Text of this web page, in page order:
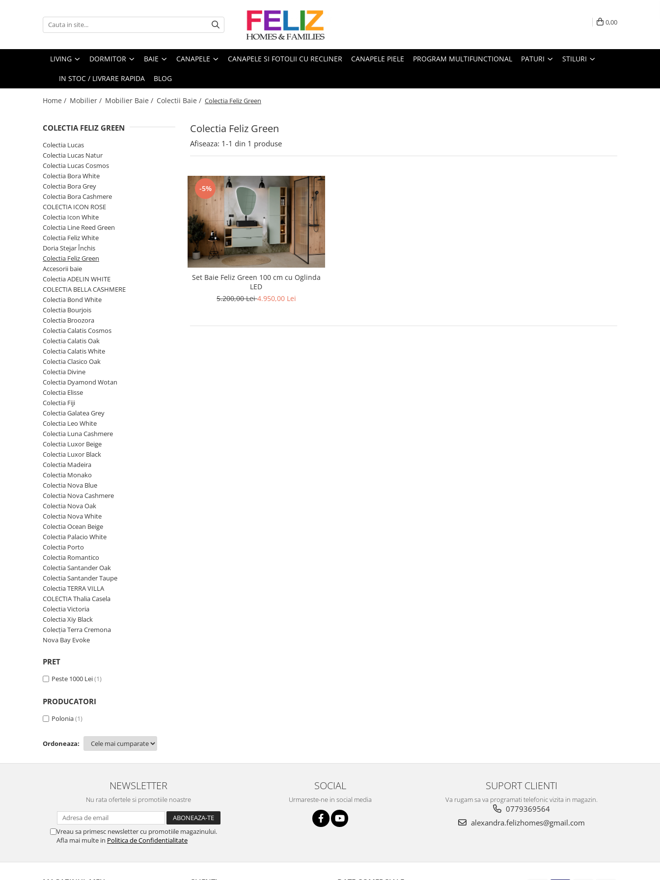
Masute Mobile
Masute living
Corpuri suspendate
Oferte speciale
Dormitor
Dulapuri Serie
Fotolii dormitor
Tabureti/Banchete
Lavoare cu Masca
Canapele
Perne Decorative
Canapele si Coltare Personalizate
Canapele Stofa
Program Multifunctional
Canapele si coltare extensibile cu
Canapele si Coltare Extensibile
Canapele si fotolii cu recliner
Sezlong living
Ergonomie&Confort
0,00
LIVING DORMITOR BAIE CANAPELE CANAPELE SI FOTOLII CU RECLINER CANAPELE PIELE PROGRAM MULTIFUNCTIONAL PATURI STILURI
IN STOC / LIVRARE RAPIDA BLOG
Home / Mobilier / Mobilier Baie / Colectii Baie / Colectia Feliz Green
Colectia Feliz Green
COLECTIA FELIZ GREEN
Colectia Lucas
Colectia Lucas Natur
Colectia Lucas Cosmos
Colectia Bora White
Colectia Bora Grey
Colectia Bora Cashmere
COLECTIA ICON ROSE
Colectia Icon White
Colectia Line Reed Green
Colectia Feliz White
Doria Stejar Închis
Colectia Feliz Green
Accesorii baie
Colectia ADELIN WHITE
COLECTIA BELLA CASHMERE
Colectia Bond White
Colectia Bourjois
Colectia Broozora
Colectia Calatis Cosmos
Colectia Calatis Oak
Colectia Calatis White
Colectia Clasico Oak
Colectia Divine
Colectia Dyamond Wotan
Colectia Elisse
Colectia Fiji
Colectia Galatea Grey
Colectia Leo White
Colectia Luna Cashmere
Colectia Luxor Beige
Colectia Luxor Black
Colectia Madeira
Colectia Monako
Colectia Nova Blue
Colectia Nova Cashmere
Colectia Nova Oak
Colectia Nova White
Colectia Ocean Beige
Colectia Palacio White
Colectia Porto
Colectia Romantico
Colectia Santander Oak
Colectia Santander Taupe
Colectia TERRA VILLA
COLECTIA Thalia Casela
Colectia Victoria
Colectia Xiy Black
Colecția Terra Cremona
Nova Bay Evoke
PRET
Peste 1000 Lei(1)
PRODUCATORI
Polonia(1)
Ordoneaza:
Afiseaza: 1-1 din 1 produse
-5%
Set Baie Feliz Green 100 cm cu Oglinda
LED
5.200,00 Lei4.950,00 Lei
NEWSLETTER
Nu rata ofertele si promotiile noastre
Vreau sa primesc newsletter cu promotiile magazinului.
Afla mai multe in Politica de Confidentialitate
SOCIAL
Urmareste-ne in social media
SUPORT CLIENTI
Va rugam sa va programati telefonic vizita in magazin.
0779369564
alexandra.felizhomes@gmail.com